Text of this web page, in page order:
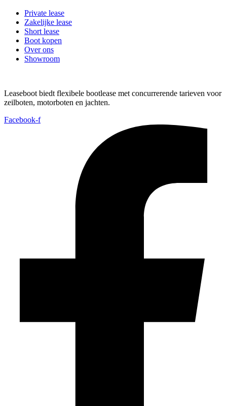
Private lease
Zakelijke lease
Short lease
Boot kopen
Over ons
Showroom
Leaseboot biedt flexibele bootlease met concurrerende tarieven voor
zeilboten, motorboten en jachten.
Facebook-f